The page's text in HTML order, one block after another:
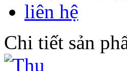
liên hệ
Chi tiết sản